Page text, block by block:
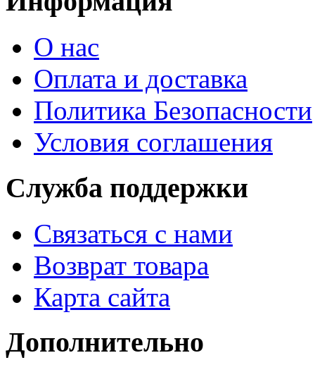
О нас
Оплата и доставка
Политика Безопасности
Условия соглашения
Служба поддержки
Связаться с нами
Возврат товара
Карта сайта
Дополнительно